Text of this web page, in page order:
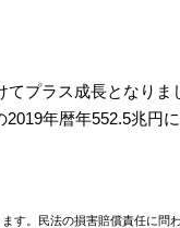
プラス成長となりま
年暦年552.5兆円
す。民法の損害賠償責任に問